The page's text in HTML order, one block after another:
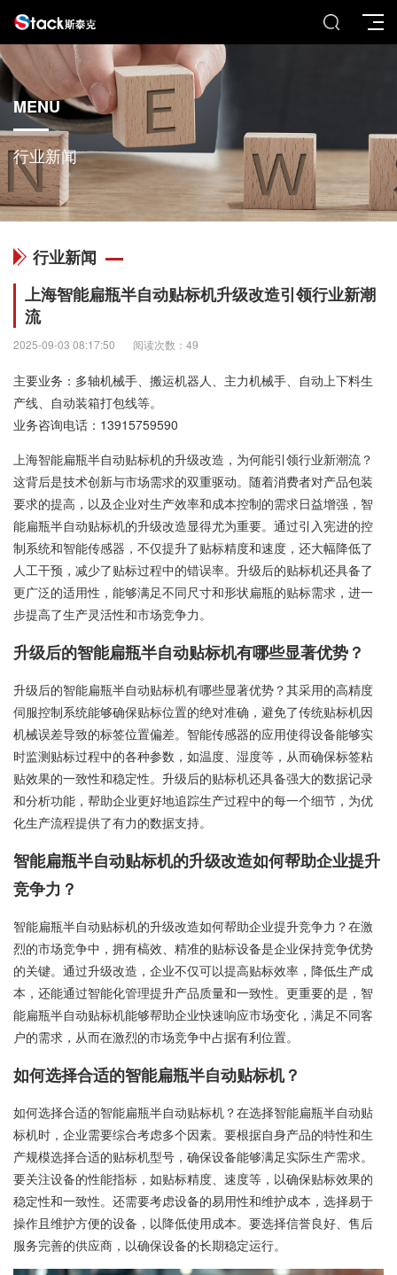
MENU
行业新闻
行业新闻
上海智能扁瓶半自动贴标机升级改造引领行业新潮
流
2025-09-03 08:17:50 阅读次数：49
主要业务：多轴机械手、搬运机器人、主力机械手、自动上下料生
产线、自动装箱打包线等。
业务咨询电话： 13915759590
上海智能扁瓶半自动贴标机的升级改造，为何能引领行业新潮流？
这背后是技术创新与市场需求的双重驱动。随着消费者对产品包装
要求的提高，以及企业对生产效率和成本控制的需求日益增强，智
能扁瓶半自动贴标机的升级改造显得尤为重要。通过引入宪进的控
制系统和智能传感器，不仅提升了贴标精度和速度，还大幅降低了
人工干预，减少了贴标过程中的错误率。升级后的贴标机还具备了
更广泛的适用性，能够满足不同尺寸和形状扁瓶的贴标需求，进一
步提高了生产灵活性和市场竞争力。
升级后的智能扁瓶半自动贴标机有哪些显著优势？
升级后的智能扁瓶半自动贴标机有哪些显著优势？其采用的高精度
伺服控制系统能够确保贴标位置的绝对准确，避免了传统贴标机因
机械误差导致的标签位置偏差。智能传感器的应用使得设备能够实
时监测贴标过程中的各种参数，如温度、湿度等，从而确保标签粘
贴效果的一致性和稳定性。升级后的贴标机还具备强大的数据记录
和分析功能，帮助企业更好地追踪生产过程中的每一个细节，为优
化生产流程提供了有力的数据支持。
智能扁瓶半自动贴标机的升级改造如何帮助企业提升
竞争力？
智能扁瓶半自动贴标机的升级改造如何帮助企业提升竞争力？在激
烈的市场竞争中，拥有槁效、精准的贴标设备是企业保持竞争优势
的关键。通过升级改造，企业不仅可以提高贴标效率，降低生产成
本，还能通过智能化管理提升产品质量和一致性。更重要的是，智
能扁瓶半自动贴标机能够帮助企业快速响应市场变化，满足不同客
户的需求，从而在激烈的市场竞争中占据有利位置。
如何选择合适的智能扁瓶半自动贴标机？
如何选择合适的智能扁瓶半自动贴标机？在选择智能扁瓶半自动贴
标机时，企业需要综合考虑多个因素。要根据自身产品的特性和生
产规模选择合适的贴标机型号，确保设备能够满足实际生产需求。
要关注设备的性能指标，如贴标精度、速度等，以确保贴标效果的
稳定性和一致性。还需要考虑设备的易用性和维护成本，选择易于
操作且维护方便的设备，以降低使用成本。要选择信誉良好、售后
服务完善的供应商，以确保设备的长期稳定运行。